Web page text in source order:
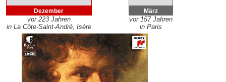
Dezember
vor 223 Jahren
in La Côte-Saint-André, Isère
März
vor 157 Jahren
in Paris